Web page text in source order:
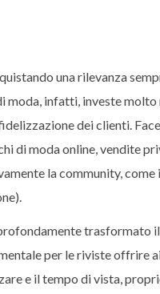
una rilevanza
infatti, investe
dei clienti.
di moda online, vendite
la community,
trasformato
per le riviste offrire
e il tempo di vista,